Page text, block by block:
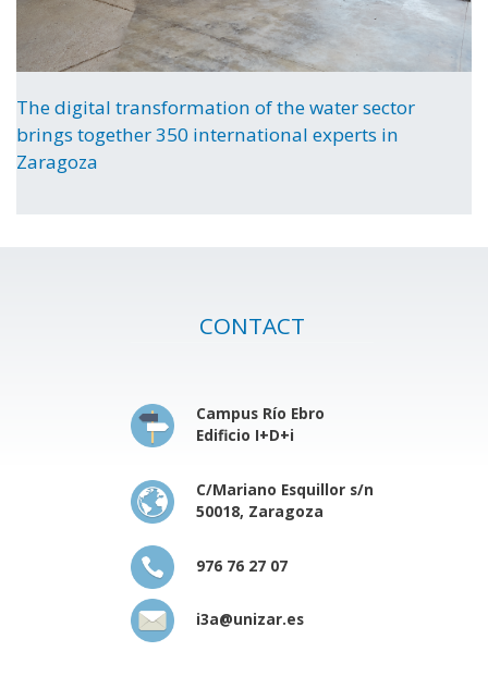
The digital transformation of the water sector
brings together 350 international experts in
Zaragoza
CONTACT
Campus Río Ebro
Edificio I+D+i
C/Mariano Esquillor s/n
50018, Zaragoza
976 76 27 07
i3a@unizar.es